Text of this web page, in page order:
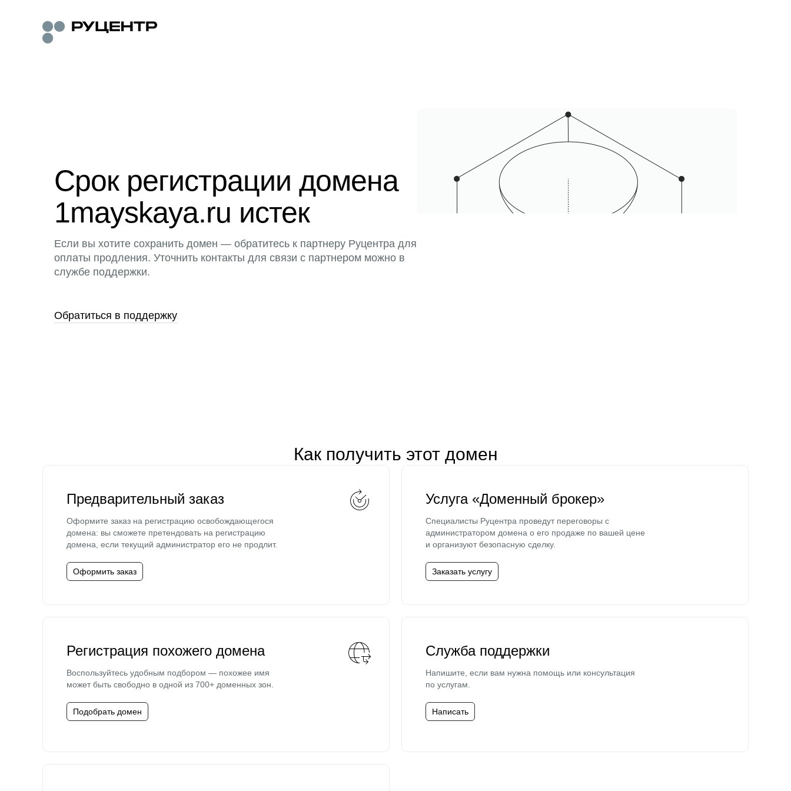
Срок регистрации домена
1mayskaya.ru истек
Если вы хотите сохранить домен — обратитесь к партнеру Руцентра для
оплаты продления. Уточнить контакты для связи с партнером можно в
службе поддержки.
Обратиться в поддержку
Как получить этот домен
Предварительный заказ
Оформите заказ на регистрацию освобождающегося
домена: вы сможете претендовать на регистрацию
домена, если текущий администратор его не продлит.
Оформить заказ
Услуга «Доменный брокер»
Специалисты Руцентра проведут переговоры с
администратором домена о его продаже по вашей цене
и организуют безопасную сделку.
Заказать услугу
Регистрация похожего домена
Воспользуйтесь удобным подбором — похожее имя
может быть свободно в одной из 700+ доменных зон.
Подобрать домен
Служба поддержки
Напишите, если вам нужна помощь или консультация
по услугам.
Написать